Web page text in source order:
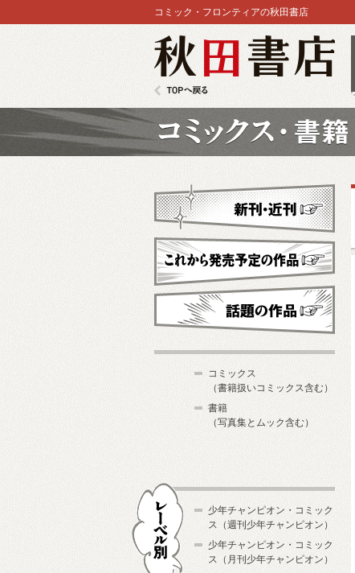
コミック・フロンティアの秋田書店
新刊・近刊
これから発売予定
コミックス
（書籍扱いコミックス含む）
書籍
（写真集とムック含む）
少年チャンピオン・コミック
ス（週刊少年チャンピオン）
少年チャンピオン・コミック
ス（月刊少年チャンピオン）